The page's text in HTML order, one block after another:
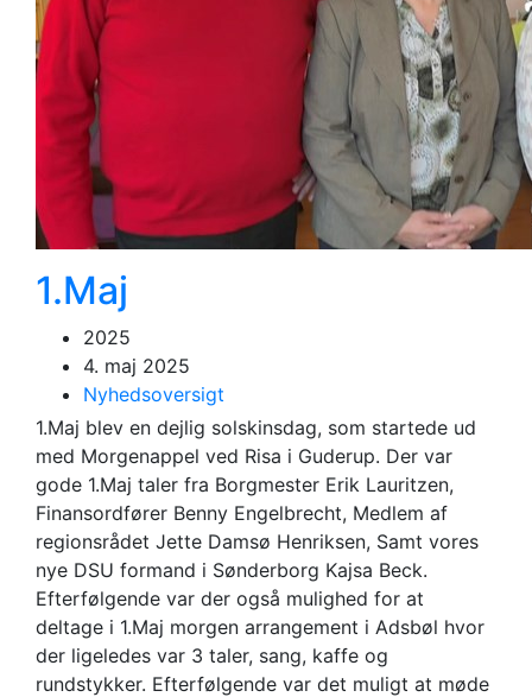
1.Maj
2025
4. maj 2025
Nyhedsoversigt
1.Maj blev en dejlig solskinsdag, som startede ud
med Morgenappel ved Risa i Guderup. Der var
gode 1.Maj taler fra Borgmester Erik Lauritzen,
Finansordfører Benny Engelbrecht, Medlem af
regionsrådet Jette Damsø Henriksen, Samt vores
nye DSU formand i Sønderborg Kajsa Beck.
Efterfølgende var der også mulighed for at
deltage i 1.Maj morgen arrangement i Adsbøl hvor
der ligeledes var 3 taler, sang, kaffe og
rundstykker. Efterfølgende var det muligt at møde